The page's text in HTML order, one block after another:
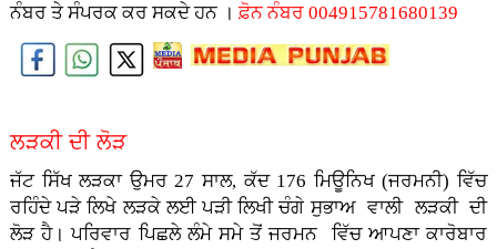
ਨੰਬਰ ਤੇ ਸੰਪਰਕ ਕਰ ਸਕਦੇ ਹਨ । ਫ਼ੋਨ ਨੰਬਰ 004915781680139
ਲੜਕੀ ਦੀ ਲੋੜ
ਜੱਟ ਸਿੱਖ ਲੜਕਾ ਉਮਰ 27 ਸਾਲ, ਕੱਦ 176 ਮਿਊਨਿਖ (ਜਰਮਨੀ) ਵਿੱਚ
ਰਹਿੰਦੇ ਪੜੇ ਲਿਖੇ ਲੜਕੇ ਲਈ ਪੜੀ ਲਿਖੀ ਚੰਗੇ ਸੁਭਾਅ ਵਾਲੀ ਲੜਕੀ ਦੀ
ਲੋੜ ਹੈ। ਪਰਿਵਾਰ ਪਿਛਲੇ ਲੰਮੇ ਸਮੇ ਤੋਂ ਜਰਮਨ ਵਿੱਚ ਆਪਣਾ ਕਾਰੋਬਾਰ